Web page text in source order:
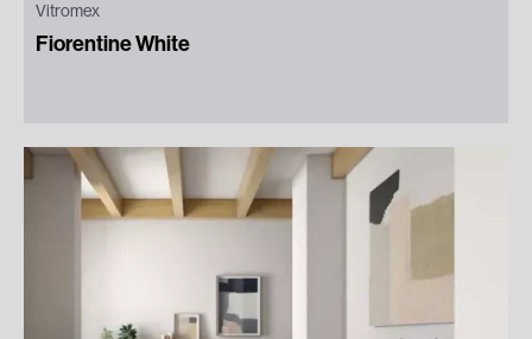
Vitromex
Fiorentine White